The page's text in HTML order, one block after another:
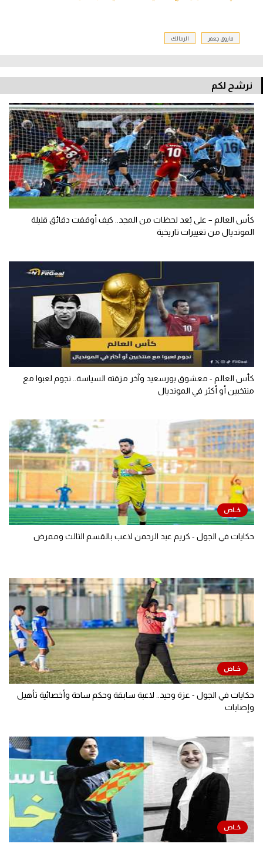
فاروق جعفر الزمالك
نرشح لكم
كأس العالم – على بُعد لحظات من المجد.. كيف أوقفت دقائق قليلة
المونديال من تغييرات تاريخية
كأس العالم - معشوق بورسعيد وآخر مزقته السياسة.. نجوم لعبوا مع
منتخبين أو أكثر في المونديال
حكايات في الجول - كريم عبد الرحمن لاعب بالقسم الثالث وممرض
حكايات في الجول - عزة وحيد.. لاعبة سابقة وحكم ساحة وأخصائية تأهيل
وإصابات